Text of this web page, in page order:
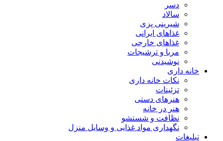
دسر
سالاد
شیرینی پزی
غذاهای ایرانی
غذاهای خارجی
مربا و ترشیجات
نوشیدنی
خانه داری
نکات خانه داری
تزئینات
هنرهای دستی
هنر در خانه
نظافت و شستشو
نگهداری مواد غذایی و وسایل منزل
تبلیغات